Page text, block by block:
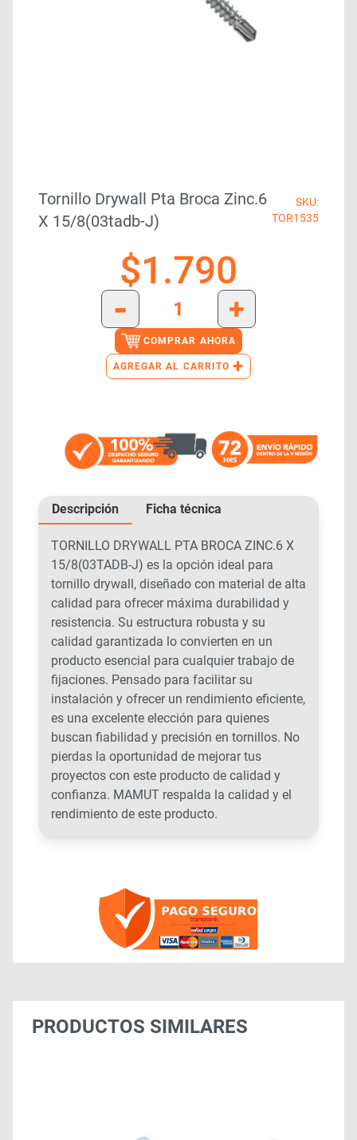
Tornillo Drywall Pta Broca Zinc.6
X 15/8(03tadb-J)
SKU:
TOR1535
$1.790
-
+
COMPRAR AHORA
AGREGAR AL CARRITO +
Descripción Ficha técnica
TORNILLO DRYWALL PTA BROCA ZINC.6 X
15/8(03TADB-J) es la opción ideal para
tornillo drywall, diseñado con material de alta
calidad para ofrecer máxima durabilidad y
resistencia. Su estructura robusta y su
calidad garantizada lo convierten en un
producto esencial para cualquier trabajo de
fijaciones. Pensado para facilitar su
instalación y ofrecer un rendimiento eficiente,
es una excelente elección para quienes
buscan fiabilidad y precisión en tornillos. No
pierdas la oportunidad de mejorar tus
proyectos con este producto de calidad y
confianza. MAMUT respalda la calidad y el
rendimiento de este producto.
PRODUCTOS SIMILARES